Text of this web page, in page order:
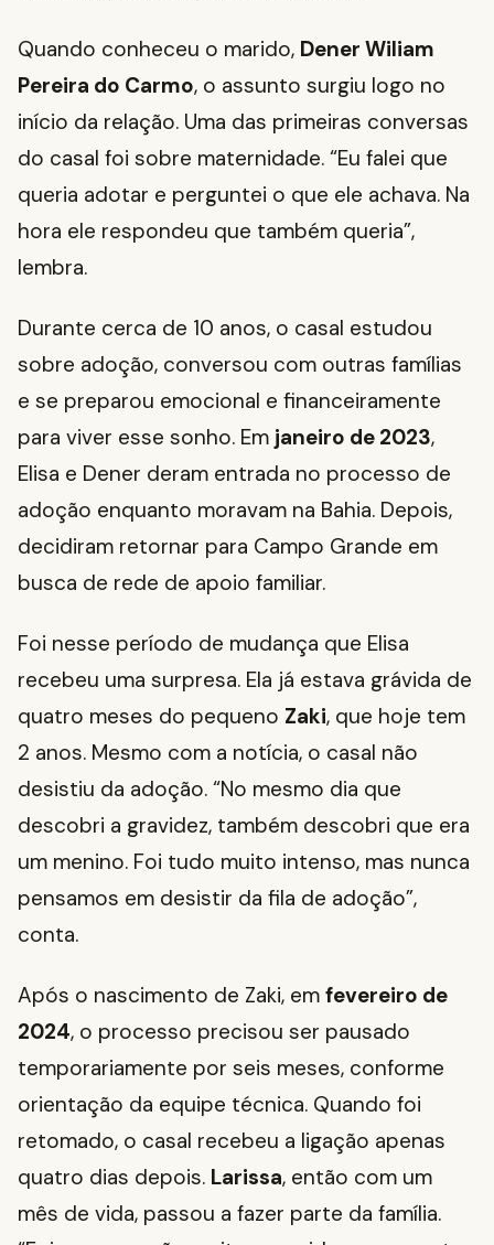
Quando conheceu o marido, Dener Wiliam
Pereira do Carmo, o assunto surgiu logo no
início da relação. Uma das primeiras conversas
do casal foi sobre maternidade. “Eu falei que
queria adotar e perguntei o que ele achava. Na
hora ele respondeu que também queria”,
lembra.
Durante cerca de 10 anos, o casal estudou
sobre adoção, conversou com outras famílias
e se preparou emocional e financeiramente
para viver esse sonho. Em janeiro de 2023,
Elisa e Dener deram entrada no processo de
adoção enquanto moravam na Bahia. Depois,
decidiram retornar para Campo Grande em
busca de rede de apoio familiar.
Foi nesse período de mudança que Elisa
recebeu uma surpresa. Ela já estava grávida de
quatro meses do pequeno Zaki, que hoje tem
2 anos. Mesmo com a notícia, o casal não
desistiu da adoção. “No mesmo dia que
descobri a gravidez, também descobri que era
um menino. Foi tudo muito intenso, mas nunca
pensamos em desistir da fila de adoção”,
conta.
Após o nascimento de Zaki, em fevereiro de
2024, o processo precisou ser pausado
temporariamente por seis meses, conforme
orientação da equipe técnica. Quando foi
retomado, o casal recebeu a ligação apenas
quatro dias depois. Larissa, então com um
mês de vida, passou a fazer parte da família.